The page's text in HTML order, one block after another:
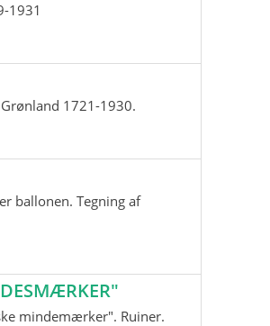
1931
1721-1930.
ballonen. Tegning af
mindemærker". Ruiner.